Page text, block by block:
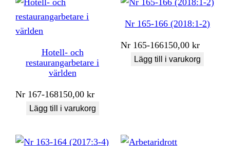
Hotell- och
restaurangarbetare i
världen
Nr 167-168150,00kr
Lägg till i varukorg
Nr 165-166 (2018:1-2)
Nr 165-166150,00kr
Lägg till i varukorg